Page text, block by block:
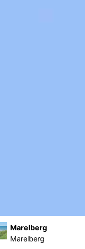
Marelberg
Marelberg